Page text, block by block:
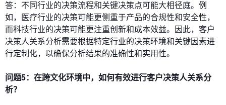
答：不同行业的决策流程和关键决策点可能大相径庭。例
如，医疗行业的决策可能更侧重于产品的合规性和安全性，
而科技行业的决策可能更注重创新和成本效益。因此，客户
决策人关系分析需要根据特定行业的决策环境和关键因素进
行定制化，以确保分析结果的准确性和实用性。
问题5：在跨文化环境中，如何有效进行客户决策人关系分
析？